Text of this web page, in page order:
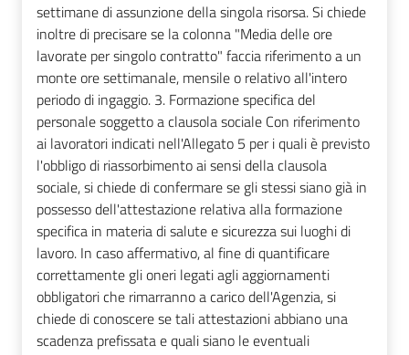
settimane di assunzione della singola risorsa. Si chiede
inoltre di precisare se la colonna "Media delle ore
lavorate per singolo contratto" faccia riferimento a un
monte ore settimanale, mensile o relativo all'intero
periodo di ingaggio. 3. Formazione specifica del
personale soggetto a clausola sociale Con riferimento
ai lavoratori indicati nell'Allegato 5 per i quali è previsto
l'obbligo di riassorbimento ai sensi della clausola
sociale, si chiede di confermare se gli stessi siano già in
possesso dell'attestazione relativa alla formazione
specifica in materia di salute e sicurezza sui luoghi di
lavoro. In caso affermativo, al fine di quantificare
correttamente gli oneri legati agli aggiornamenti
obbligatori che rimarranno a carico dell'Agenzia, si
chiede di conoscere se tali attestazioni abbiano una
scadenza prefissata e quali siano le eventuali